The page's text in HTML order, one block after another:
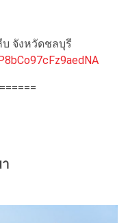
บ จังหวัดชลบุรี